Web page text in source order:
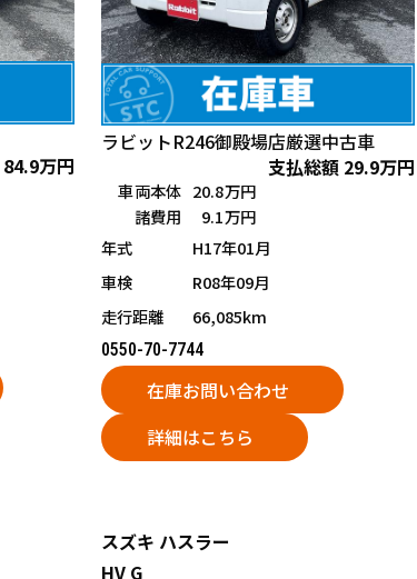
84.9万円
ラビットR246御殿場店厳選中古車
支払総額 29.9万円
車両本体 20.8万円
諸費用
9.1万円
年式
H17年01月
車検
R08年09月
走行距離
66,085km
0550-70-7744
在庫お問い合わせ
詳細はこちら
スズキ ハスラー
HV G